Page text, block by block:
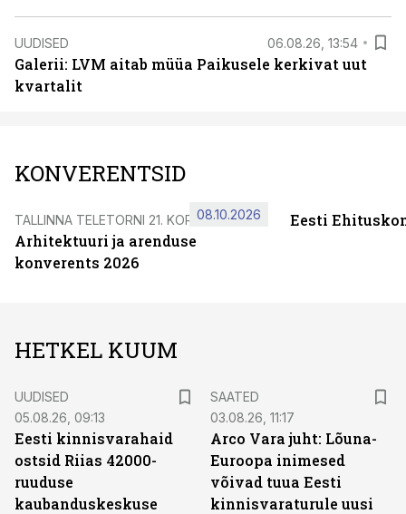
UUDISED 06.08.26, 13:54
Galerii: LVM aitab müüa Paikusele kerkivat uut
kvartalit
KONVERENTSID
TALLINNA TELETORNI 21. KORRUSEL
Arhitektuuri ja arenduse
konverents 2026
08.10.2026 Eesti
HETKEL KUUM
UUDISED
05.08.26, 09:13
Eesti kinnisvarahaid
ostsid Riias 42000-
ruuduse
kaubanduskeskuse
SAATED
03.08.26, 11:17
Arco Vara juht: Lõuna-
Euroopa inimesed
võivad tuua Eesti
kinnisvaraturule uusi